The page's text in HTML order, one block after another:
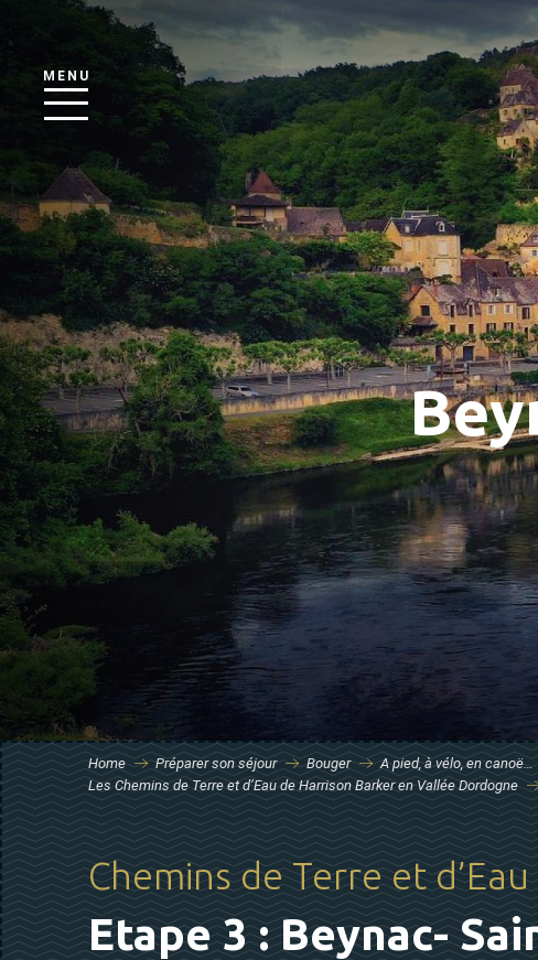
MENU
Home Préparer son séjour Bouger A pied, à vélo, en canoë…
Les Chemins de Terre et d’Eau de Harrison Barker en Vallée Dordogne
Chemins de Terre et
Etape 3 : Beynac-